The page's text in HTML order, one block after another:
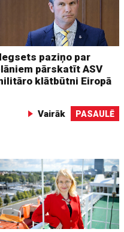
paziņo par
pārskatīt ASV
klātbūtni Eiropā
Vairāk PASAULĒ